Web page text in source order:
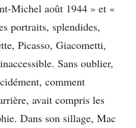
Michel août 1944 » et «
portraits, splendides,
Picasso, Giacometti,
Sans oublier,
comment
avait compris les
Dans son sillage, Mac